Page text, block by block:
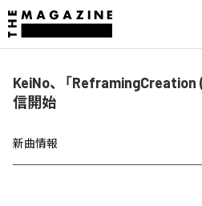
KeiNo、「
信開始
新曲情報